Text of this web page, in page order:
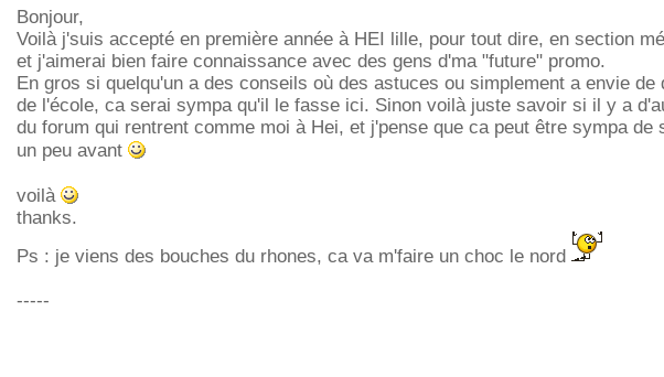
Bonjour,
Voilà j'suis accepté en première année à HEI lille, pour tout dire, en section
et j'aimerai bien faire connaissance avec des gens d'ma "future" promo.
En gros si quelqu'un a des conseils où des astuces ou simplement a envie de
de l'école, ca serai sympa qu'il le fasse ici. Sinon voilà juste savoir si il y a
du forum qui rentrent comme moi à Hei, et j'pense que ca peut être sympa de
un peu avant
voilà
thanks.
Ps : je viens des bouches du rhones, ca va m'faire un choc le nord
-----